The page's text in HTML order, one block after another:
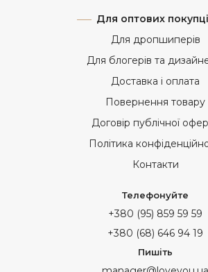
Для оптових
Для дропшиперів
Для блогерів та
Доставка і оплата
Повернення товару
Договір публічної
Політика
Контакти
Телефонуйте
+380 (95) 859 59 59
+380 (68) 646 94 19
Пишіть